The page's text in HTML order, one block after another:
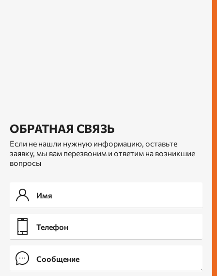
ОБРАТНАЯ СВЯЗЬ
Если не нашли нужную информацию, оставьте
заявку, мы вам перезвоним и ответим на возникшие
вопросы